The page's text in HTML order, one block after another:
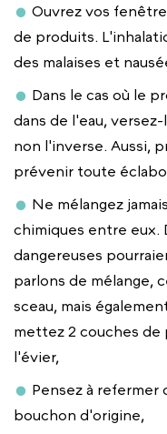
Ouvrez vos
de produits.
des malaises et
Dans le cas où le
dans de l'eau,
non l'inverse. Aussi,
prévenir toute
Ne mélangez
chimiques entre eux.
dangereuses
parlons de mélange,
sceau, mais
mettez 2 couches de
l'évier,
Pensez à
bouchon d'origine,